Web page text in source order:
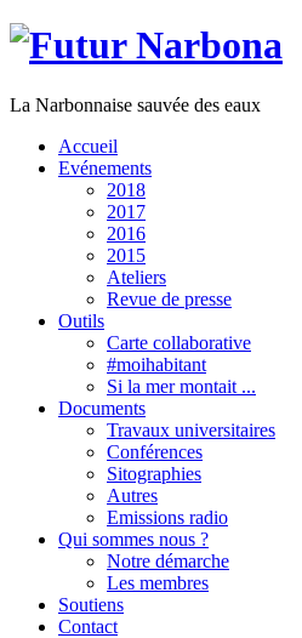
La Narbonnaise sauvée des eaux
Accueil
Evénements
2018
2017
2016
2015
Ateliers
Revue de presse
Outils
Carte collaborative
#moihabitant
Si la mer montait ...
Documents
Travaux universitaires
Conférences
Sitographies
Autres
Emissions radio
Qui sommes nous ?
Notre démarche
Les membres
Soutiens
Contact